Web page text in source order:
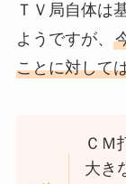
ＴＶ局自体は
ようですが、
ことに対して
ＣＭ
大き